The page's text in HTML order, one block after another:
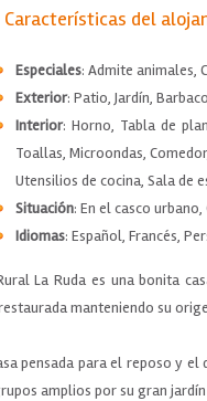
Características del
Especiales: Admite animales,
Exterior: Patio, Jardín,
Interior: Horno, Tabla de
Toallas, Microondas,
Utensilios de cocina, Sala de
Situación: En el casco
Idiomas: Español, Francés,
La Ruda es una bonita
manteniendo su
pensada para el reposo y
amplios por su gran